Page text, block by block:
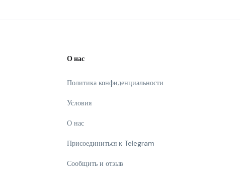
О нас
Политика конфиденциальности
Условия
О нас
Присоединиться к Telegram
Сообщить и отзыв